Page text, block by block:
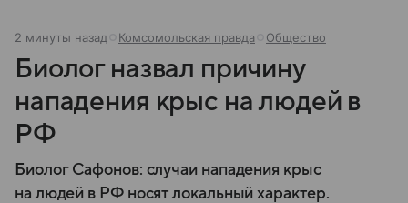
2 минуты назад Комсомольская правда Общество
Биолог назвал причину
нападения крыс на людей в
РФ
Биолог Сафонов: случаи нападения крыс
на людей в РФ носят локальный характер.